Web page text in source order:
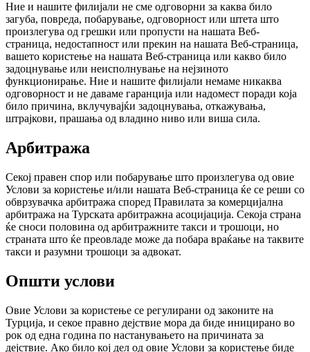
Ние и нашите филијали не сме одговорни за каква било
загуба, повреда, побарување, одговорност или штета што
произлегува од грешки или пропусти на нашата Веб-
страница, недостапност или прекин на нашата Веб-страница,
вашето користење на нашата Веб-страница или какво било
задоцнување или неисполнување на нејзиното
функционирање. Ние и нашите филијали немаме никаква
одговорност и не даваме гаранција или надомест поради која
било причина, вклучувајќи задоцнувања, откажувања,
штрајкови, прашања од владино ниво или виша сила.
Арбитража
Секој правен спор или побарување што произлегува од овие
Услови за користење и/или нашата Веб-страница ќе се реши со
обврзувачка арбитража според Правилата за комерцијална
арбитража на Турската арбитражна асоцијација. Секоја страна
ќе сноси половина од арбитражните такси и трошоци, но
страната што ќе преовладе може да побара враќање на таквите
такси и разумни трошоци за адвокат.
Општи услови
Овие Услови за користење се регулирани од законите на
Турција, и секое правно дејствие мора да биде иницирано во
рок од една година по настанувањето на причината за
дејствие. Ако било кој дел од овие Услови за користење биде